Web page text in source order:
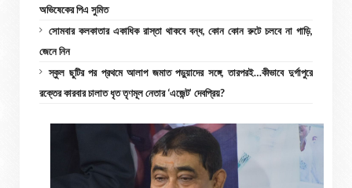
অভিষেকের পিএ সুমিত
সোমবার কলকাতার একাধিক রাস্তা থাকবে বন্ধ, কোন কোন রুটে চলবে না গাড়ি,
জেনে নিন
স্কুল ছুটির পর প্রথমে আলাপ জমাত পড়ুয়াদের সঙ্গে, তারপরই…কীভাবে দুর্গাপুরে
রক্তের কারবার চালাত ধৃত তৃণমূল নেতার ‘এজেন্ট’ দেবপ্রিয়?